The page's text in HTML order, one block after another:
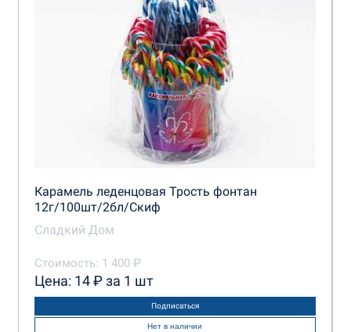
Карамель леденцовая Трость фонтан
12г/100шт/2бл/Скиф
Сладкий Дом
Стоимость: 1 400 ₽
Цена: 14 ₽ за 1 шт
Подписаться
Нет в наличии